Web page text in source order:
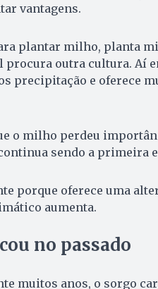
vantagens.
plantar milho, planta
procura outra cultura. Aí
precipitação e oferece
o milho perdeu
sendo a primeira
porque oferece uma
aumenta.
no passado
muitos anos, o sorgo